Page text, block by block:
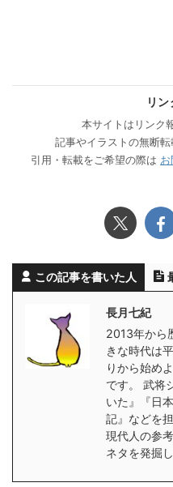
リ
本サイトはリンク
記事やイラストの無断転
引用・転載をご希望の際は
この記事を書いた人
長月七紀
2013年から
きな時代は
りから始め
です。 武将
いた』『日
記』などを
現代人の参
ネタを発掘